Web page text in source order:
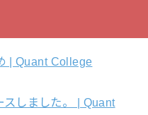
| Quant College
しました。 | Quant